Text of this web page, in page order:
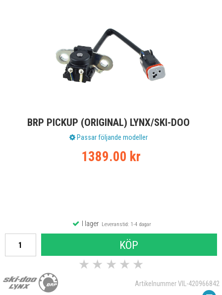
BRP PICKUP (ORIGINAL) LYNX/SKI-DOO
Passar följande modeller
1389.00 kr
I lagerLeveranstid: 1-4 dagar
KÖP
★ ★ ★ ★ ★
Artikelnummer VIL-420966842